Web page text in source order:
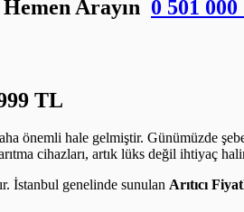
Arayın 0 501 000
TL
önemli hale gelmiştir. Günümüzde
cihazları, artık lüks değil ihtiyaç
İstanbul genelinde sunulan Arıtıcı